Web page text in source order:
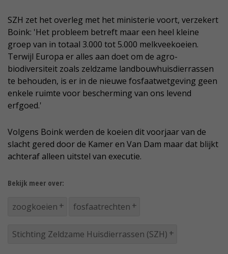
SZH zet het overleg met het ministerie voort, verzekert
Boink: 'Het probleem betreft maar een heel kleine
groep van in totaal 3.000 tot 5.000 melkveekoeien.
Terwijl Europa er alles aan doet om de agro-
biodiversiteit zoals zeldzame landbouwhuisdierrassen
te behouden, is er in de nieuwe fosfaatwetgeving geen
enkele ruimte voor bescherming van ons levend
erfgoed.'
Volgens Boink werden de koeien dit voorjaar van de
slacht gered door de Kamer en Van Dam maar dat blijkt
achteraf alleen uitstel van executie.
Bekijk meer over:
zoogkoeien fosfaatrechten
Stichting Zeldzame Huisdierrassen (SZH)